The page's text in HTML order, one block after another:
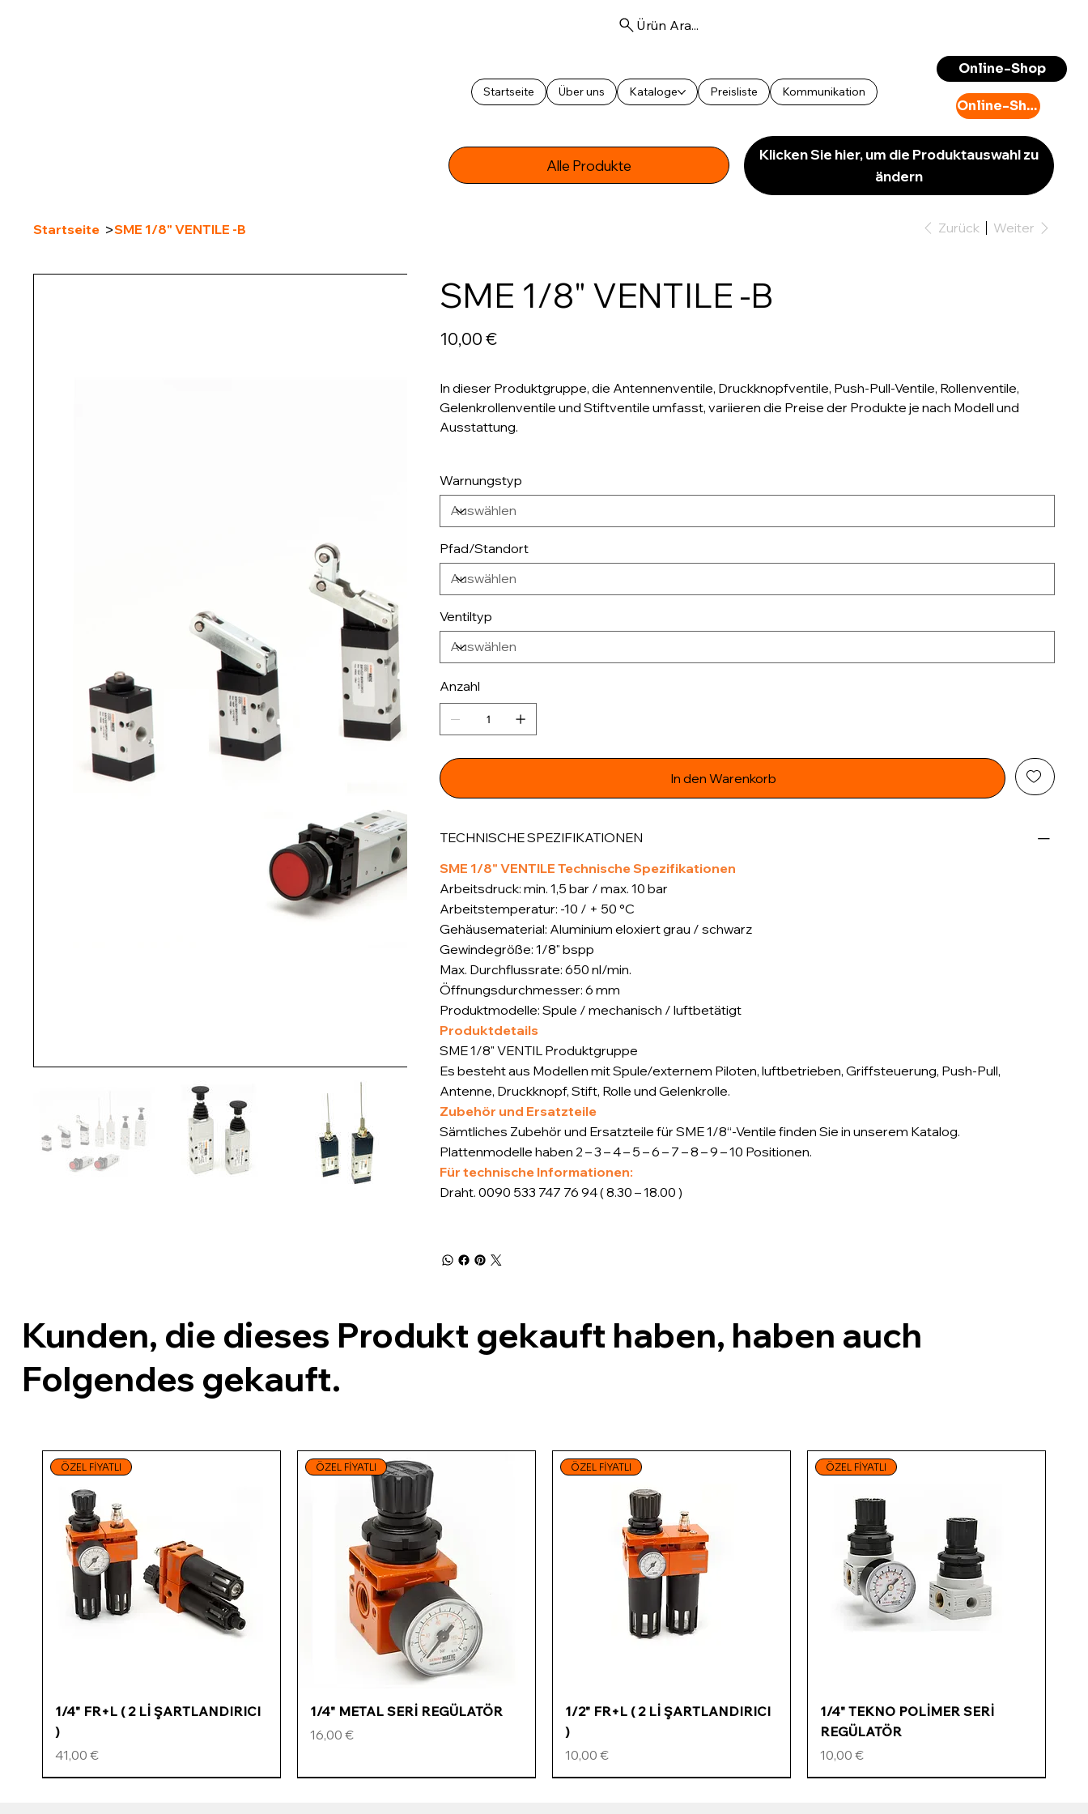
Startseite Über uns Kataloge Preisliste Kommunikation
Online-Shop
Online-Shop
Ürün Ara...
Alle Produkte
Klicken Sie hier, um die Produktauswahl zu
ändern
Startseite >SME 1/8" VENTILE -B Zurück Weiter
SME 1/8" VENTILE -B
10,00 €
In dieser Produktgruppe, die Antennenventile, Druckknopfventile, Push-Pull-Ventile, Rollenventile,
Gelenkrollenventile und Stiftventile umfasst, variieren die Preise der Produkte je nach Modell und
Ausstattung.
Warnungstyp
Pfad/Standort
Ventiltyp
Anzahl
In den Warenkorb
TECHNISCHE SPEZIFIKATIONEN
SME 1/8" VENTILE Technische Spezifikationen
Arbeitsdruck: min. 1,5 bar / max. 10 bar
Arbeitstemperatur: -10 / + 50 °C
Gehäusematerial: Aluminium eloxiert grau / schwarz
Gewindegröße: 1/8" bspp
Max. Durchflussrate: 650 nl/min.
Öffnungsdurchmesser: 6 mm
Produktmodelle: Spule / mechanisch / luftbetätigt
Produktdetails
SME 1/8" VENTIL Produktgruppe
Es besteht aus Modellen mit Spule/externem Piloten, luftbetrieben, Griffsteuerung, Push-Pull,
Antenne, Druckknopf, Stift, Rolle und Gelenkrolle.
Zubehör und Ersatzteile
Sämtliches Zubehör und Ersatzteile für SME 1/8“-Ventile finden Sie in unserem Katalog.
Plattenmodelle haben 2 – 3 – 4 – 5 – 6 – 7 – 8 – 9 – 10 Positionen.
Für technische Informationen:
Draht. 0090 533 747 76 94 ( 8.30 – 18.00 )
Kunden, die dieses Produkt gekauft haben, haben auch
Folgendes gekauft.
Schnellansicht
ÖZEL FİYATLI
1/4" FR+L ( 2 Lİ ŞARTLANDIRICI
)
Preis
41,00 €
Schnellansicht
ÖZEL FİYATLI
1/4" METAL SERİ REGÜLATÖR
Preis
16,00 €
Schnellansicht
ÖZEL FİYATLI
1/2" FR+L ( 2 Lİ ŞARTLANDIRICI
)
Preis
10,00 €
Schnellansicht
ÖZEL FİYATLI
1/4" TEKNO POLİMER SERİ
REGÜLATÖR
Preis
10,00 €